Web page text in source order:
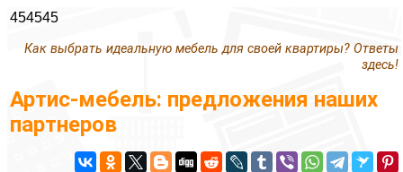
454545
Как выбрать идеальную мебель для своей квартиры? Ответы
здесь!
Артис-мебель: предложения наших
партнеров